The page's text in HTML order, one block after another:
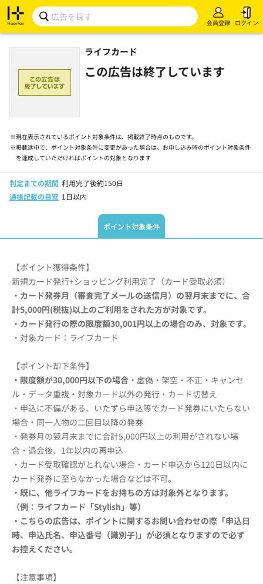
会員登録 ログイン
ライフカード
この広告は終了しています
※現在表示されているポイント対象条件は、掲載終了時点のものです。
※掲載途中で、ポイント対象条件に変更があった場合は、お申し込み時のポイント対象条件
を達成していただければポイントの対象となります
判定までの期間 利用完了後約150日
通帳記載の目安 1日以内
ポイント対象条件
【ポイント獲得条件】
新規カード発行+ショッピング利用完了（カード受取必須）
・カード発券月（審査完了メールの送信月）の翌月末までに、合
計5,000円(税抜)以上のご利用をされた方が対象です。
・ カード発行の際の限度額30,001円以上の場合のみ、 対象です。
・対象カード：ライフカード
【ポイント却下条件】
・限度額が30,000円以下の場合・虚偽・架空・不正・キャンセ
ル・データ重複・対象カード以外の発行・カード切替え
・申込に不備がある、いたずら申込等でカード発券にいたらない
場合・同一人物の二回目以降の発券
・発券月の翌月末までに合計5,000円以上の利用がされない場
合・退会後、1年以内の再申込
・カード受取確認がとれない場合・カード申込から120日以内に
カード発券に至らなかった場合などは不可。
・既に、他ライフカードをお持ちの方は対象外となります。
（例：ライフカード「Stylish」等）
・こちらの広告は、ポイントに関するお問い合わせの際「申込日
時、申込氏名、申込番号（識別子)」が必須となりますので必ず
お控えください。
【注意事項】